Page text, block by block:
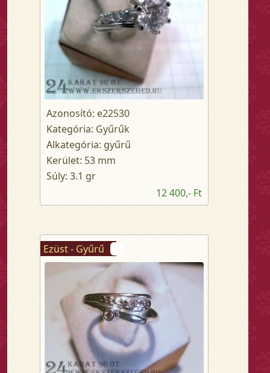
Azonosító: e22530
Kategória: Gyűrűk
Alkategória: gyűrű
Kerület: 53 mm
Súly: 3.1 gr
12 400,- Ft
Ezüst - Gyűrű